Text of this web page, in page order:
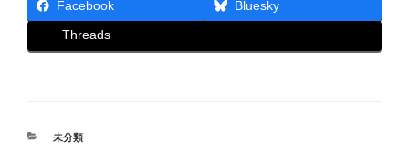
Facebook Bluesky
Threads
カ
未分類